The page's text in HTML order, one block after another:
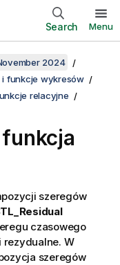
Search Menu
2024
i funkcje wykresów
relacyjne
szeregów
czasowego
rezydualne. W
szeregów